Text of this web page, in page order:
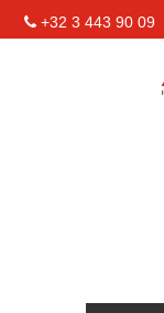
+32 3 443 90 09